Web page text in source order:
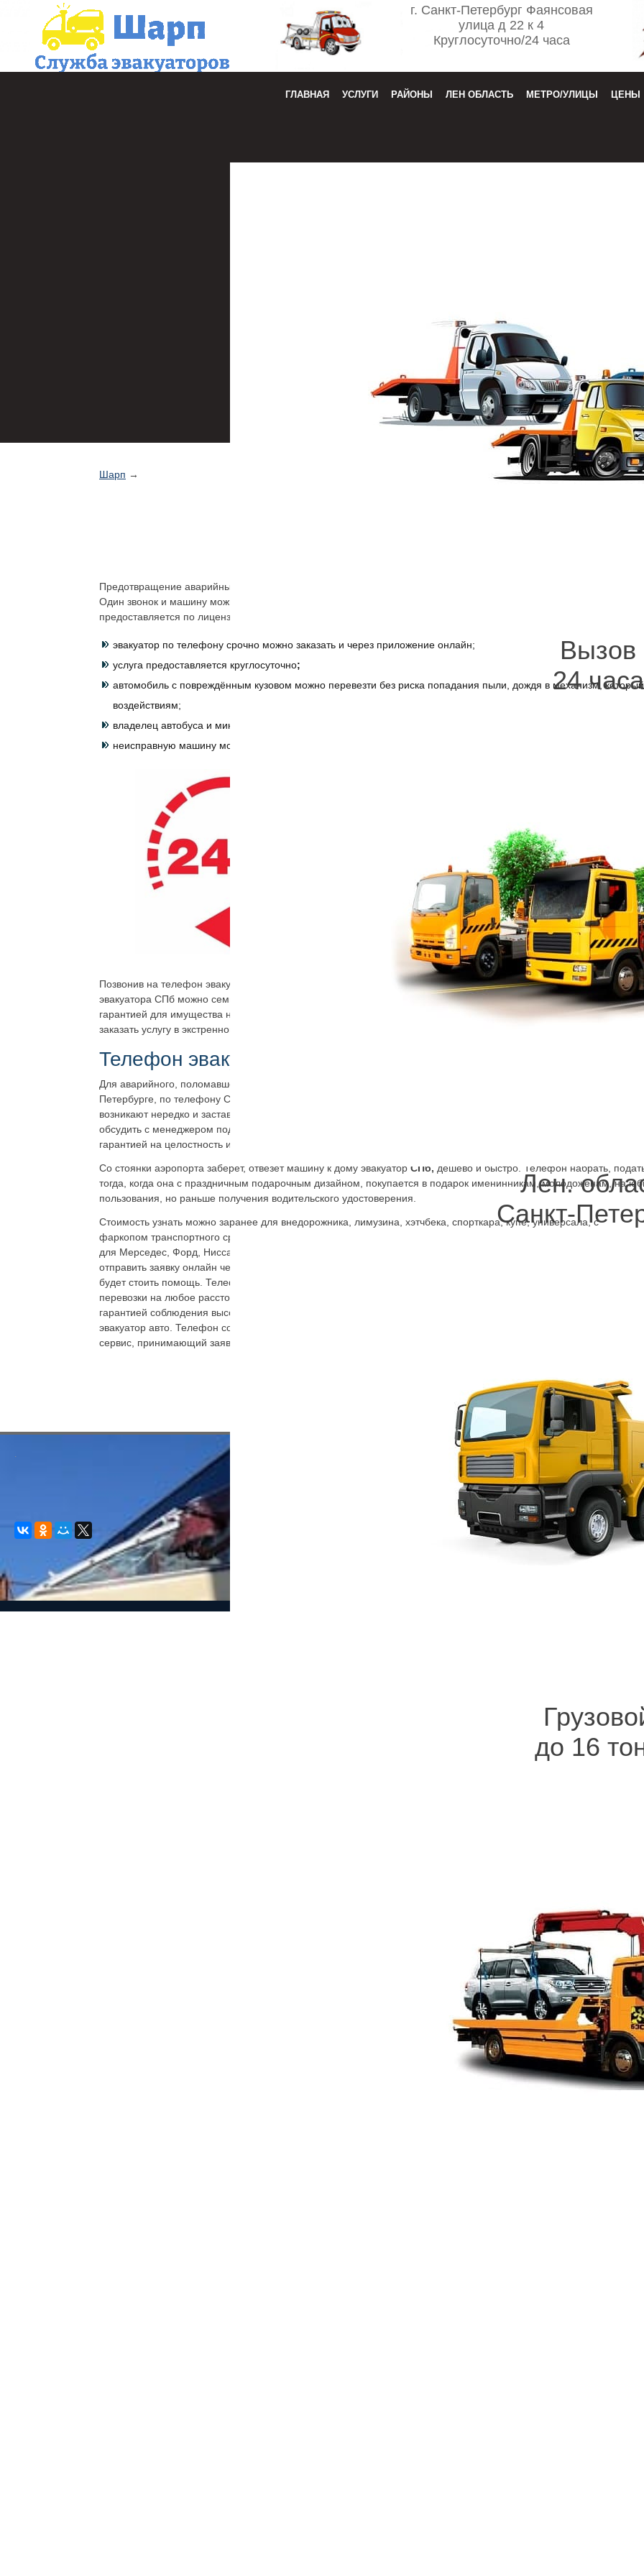
г. Санкт-Петербург Фаянсовая
улица д 22 к 4
Круглосуточно/24 часа
ГЛАВНАЯ УСЛУГИ РАЙОНЫ ЛЕН ОБЛАСТЬ МЕТРО/УЛИЦЫ ЦЕНЫ
Вызов
24 часа
Лен.
Санкт-
до 16
Шарп →
Предотвращение аварийных ситуаций обязанность автомобилиста. Если предотвратить происшествие не
Один звонок и машину можно будет вывезти с дороги, доставить на ремонт или на стоянку. Услуга доступна
предоставляется по лицензии гособразца. Преимущества вывоза спецтехникой:
эвакуатор по телефону срочно можно заказать и через приложение онлайн;
услуга предоставляется круглосуточно;
автомобиль с повреждённым кузовом можно перевезти без риска попадания пыли, дождя в механизм,
воздействиям;
владелец автобуса и микроавтобуса через онлайн-приложение, по
неисправную машину можно отремонтировать сразу, хотя можно было бы потратить на это весь день.
автомобилейв Петербурге, можно
данные об автомобиле;
информацию о случившемся происшествии;
фамилию и имя собственника для обратной связи
нужным оборудованием, подъехал точно к месту
может перезвонить заказчику).
Позвонив на телефон эвакуатора СПб, можно заказать погрузчик по низким ценам, на лучших в городе
эвакуатора СПб можно семь дней в неделю, без перерывов и выходных. Воспользоваться телефоном эвакуатора,
гарантией для имущества на всё время работ. Отправив запрос онлайн через приложение, или позвонив на
заказать услугу в экстренном порядке или на конкретное время.
Телефон эвакуатора автомобиля
Для аварийного, поломавшегося, попавшего в ДТП автомобиля можно заказать манёвренный, с нужной
Петербурге, по телефону Call-центра. И для авто исправного, если нет возможности добраться в нужную точку
возникают нередко и заставляют искать способы организовать транспортировку с как можно меньшими
обсудить с менеджером подробности можно для этого, так как предлагаются низкие цены, соблюдаются
гарантией на целостность имущества в течение всего времени работ.
Со стоянки аэропорта заберёт, отвезёт машину к дому эвакуатор СПб, дешево и быстро. Телефон набрать,
тогда, когда она с праздничным подарочным дизайном, покупается в подарок именинникам, молодоженам, на
пользования, но раньше получения водительского удостоверения.
Стоимость узнать можно заранее для внедорожника, лимузина, хэтчбека, спорткара, купе, универсала, с
фаркопом транспортного средства и без, а также для микроавтобуса, газели. Несложно организовать перевозку
для Мерседес, Форд, Ниссан, Лачетти, Камри, Киа Рио, Пежо, Патриот, Лада Калина. Всё, что для этого нужно,
отправить заявку онлайн через интернет-приложение, позвонить менеджеру по телефону. Эвакуатора недорого
будет стоить помощь. Телефон 24 часа, семь дней в неделю ждёт вашего звонка, готова спецтехника для
перевозки на любое расстояние. По Санкт-Петербургу можно организовать перевозку и за городом, по области с
гарантией соблюдения высоких стандартов. В экстремальных аварийных ситуациях будет обеспечена
эвакуатор авто. Телефон сохранить в мобильном устройстве не будет лишним. И в обычных повседневных
сервис, принимающий заявки телефон
.